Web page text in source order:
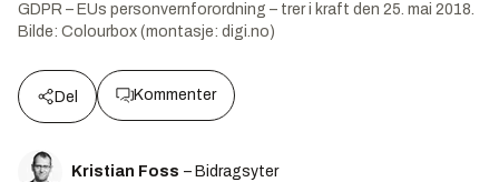
GDPR – EUs personvernforordning – trer i kraft den 25. mai 2018.
Bilde: Colourbox (montasje: digi.no)
Del Kommenter
Kristian Foss – Bidragsyter